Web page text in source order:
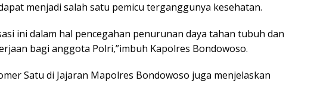
menjadi salah satu pemicu terganggunya kesehatan.
ini dalam hal pencegahan penurunan daya tahan tubuh dan
bagi anggota Polri,”imbuh Kapolres Bondowoso.
Satu di Jajaran Mapolres Bondowoso juga menjelaskan